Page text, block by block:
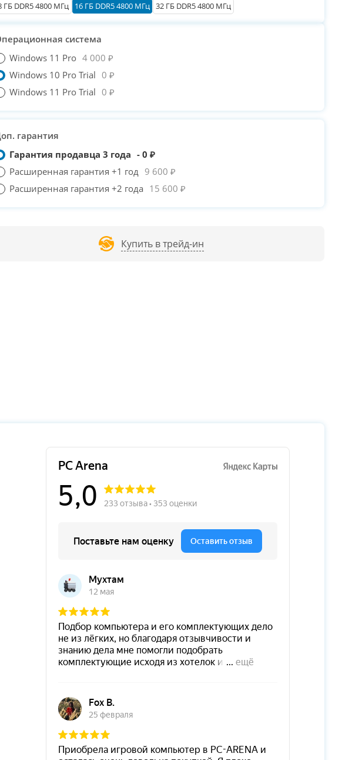
ГБ DDR5 4800 МГц 16 ГБ DDR5 4800 МГц 32 ГБ DDR5 4800 МГц
система
Windows 11 Pro 4 000 ₽
Windows 10 Pro Trial 0 ₽
Windows 11 Pro Trial 0 ₽
гарантия
Гарантия продавца 3 года - 0 ₽
Расширенная гарантия +1 год 9 600 ₽
Расширенная гарантия +2 года 15 600 ₽
Купить в трейд-ин